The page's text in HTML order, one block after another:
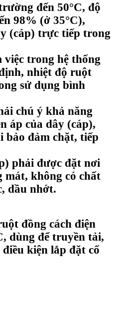
đến 50°C, độ
98% (ở 35°C),
(cáp) trực tiếp trong
việc trong hệ thống
nhiệt độ ruột
sử dụng bình
chú ý khả năng
áp của dây (cáp),
bảo đảm chặt, tiếp
phải được đặt nơi
mát, không có chất
dầu nhớt.
đồng cách điện
dùng để truyền tải,
kiện lắp đặt cố